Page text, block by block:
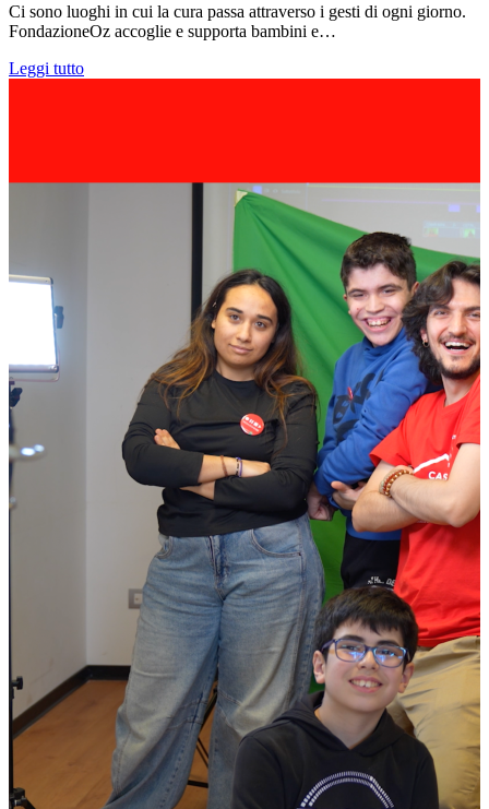
Ci sono luoghi in cui la cura passa attraverso i gesti di ogni giorno.
FondazioneOz accoglie e supporta bambini e…
Leggi tutto